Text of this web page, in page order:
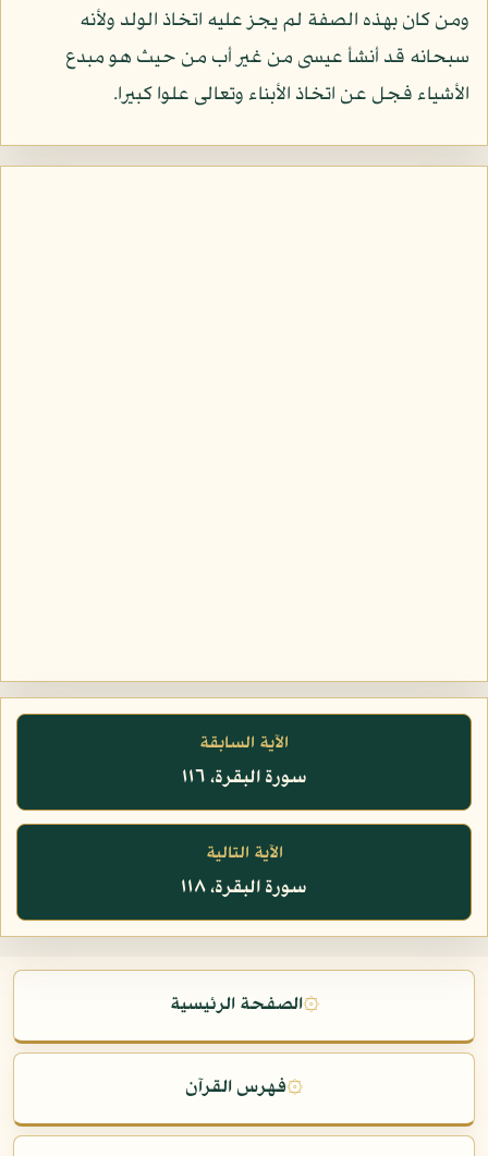
ومن كان بهذه الصفة لم يجز عليه اتخاذ الولد ولأنه
سبحانه قد أنشأ عيسى من غير أب من حيث هو مبدع
الأشياء فجل عن اتخاذ الأبناء وتعالى علوا كبيرا.
الآية السابقة
سورة البقرة، ١١٦
الآية التالية
سورة البقرة، ١١٨
۞الصفحة الرئيسية
۞فهرس القرآن